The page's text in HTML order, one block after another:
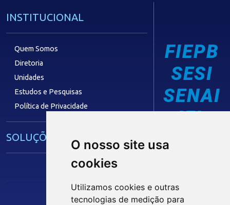
O nosso site usa
cookies
Utilizamos cookies e outras
tecnologias de medição para
INSTITUCIONAL
Quem Somos
Diretoria
Unidades
Estudos e Pesquisas
Política de Privacidade
SOLUÇÕES E SERVIÇOS
Núcleo de Acesso ao Crédito
Centro Internacional de Negócios -
FIEPB
SESI
SENAI
IEL